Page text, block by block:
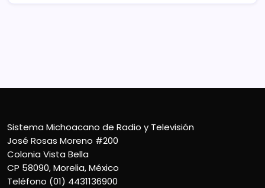
Sistema Michoacano de Radio y Televisión
José Rosas Moreno #200
Colonia Vista Bella
CP 58090, Morelia, México
Teléfono (01) 4431136900